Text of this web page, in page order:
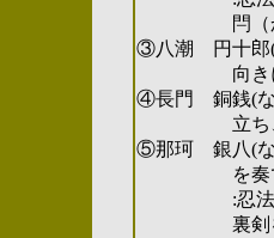
閂（かざ
③八潮 円十郎(
向きに立ち
④長門 銅銭(な
立ち、逃げ
⑤那珂 銀八(な
を奏で
:忍法逆櫓(さ
裏剣を